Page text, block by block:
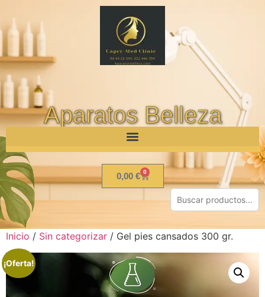
Aparatos Belleza
0,00 € 0
Inicio / Sin categorizar / Gel pies cansados 300 gr.
¡Oferta!